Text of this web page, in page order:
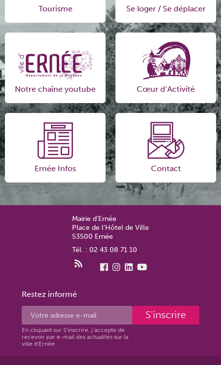
Tourisme Se loger / Se déplacer
Notre chaîne youtube Cœur d’Activité
Ernée Infos Contact
Mairie d’Ernée
Place de l’Hôtel de Ville
53500 Ernée
Tél. : 02 43 08 71 10
Restez informé
En cliquant sur S'inscrire, j’accepte de
recevoir par e-mail des actualités sur la
ville d'Ernée
S'inscrire